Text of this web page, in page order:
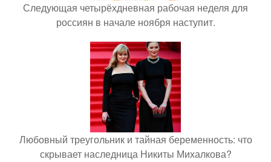
Следующая четырёхдневная рабочая неделя для
россиян в начале ноября наступит.
Любовный треугольник и тайная беременность: что
скрывает наследница Никиты Михалкова?